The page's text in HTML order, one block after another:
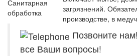
Санитарная
обработка
загрязнений.
производстве, в
Позвоните
все Ваши вопросы!